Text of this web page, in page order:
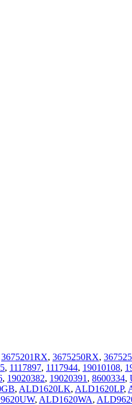
3675201RX, 3675250RX,
, 1117897, 1117944, 19010108,
, 19020382, 19020391 , 8600334,
, ALD1620LK, ALD1620LP,
, ALD1620WA,